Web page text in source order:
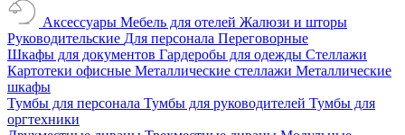
Аксессуары Мебель для отелей Жалюзи и шторы
Руководительские Для персонала Переговорные
Шкафы для документов Гардеробы для одежды Стеллажи
Картотеки офисные Металлические стеллажи Металлические
шкафы
Тумбы для персонала Тумбы для руководителей Тумбы для
оргтехники